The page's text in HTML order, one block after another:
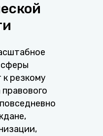
резкому